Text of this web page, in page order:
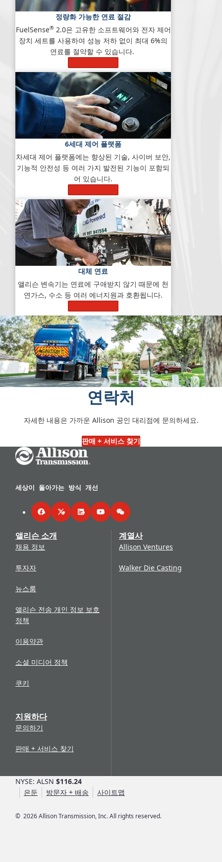
정량화 가능한 연료 절감
FuelSense®2.0은 고유한 소프트웨어와 전자 제어
장치 세트를 사용하여 성능 저하 없이 최대 6%의
연료를 절약할 수 있습니다.
6세대 제어 플랫폼
차세대 제어 플랫폼에는 향상된 기술, 사이버 보안,
기능적 안전성 등 여러 가지 발전된 기능이 포함되
어 있습니다.
대체 연료
앨리슨 변속기는 연료에 구애받지 않기 때문에 천
연가스, 수소 등 여러 에너지원과 호환됩니다.
연락처
자세한 내용은 가까운 Allison 공인 대리점에 문의하세요.
판매 + 서비스 찾기
Go Home
세상이 돌아가는 방식 개선
FacebookTwitterLinkedInYouTubeWeChat
앨리슨 소개
채용 정보
투자자
뉴스룸
앨리슨 전송 개인 정보 보호
정책
이용약관
소셜 미디어 정책
쿠키
지원하다
문의하기
판매 + 서비스 찾기
계열사
Allison Ventures
Walker Die Casting
© 2026Allison Transmission, Inc. All rights reserved.
NYSE: ALSN $116.24
은둔
방문자 + 배송 사이트맵